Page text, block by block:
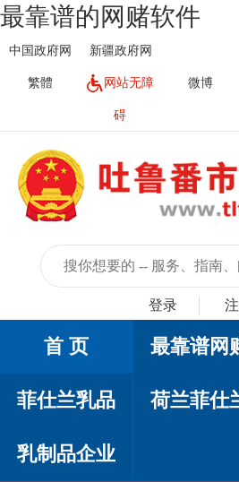
最靠谱的网赌软件
中国政府网 新疆政府网
繁體 网站无障
碍
微博
登录
首 页 最靠谱网
菲仕兰乳品 荷兰菲仕
乳制品企业